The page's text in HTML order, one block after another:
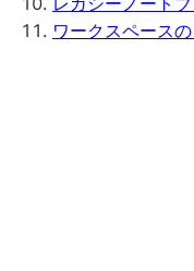
ワークスペース